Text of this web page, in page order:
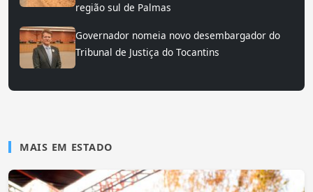
região sul de Palmas
Governador nomeia novo desembargador do
Tribunal de Justiça do Tocantins
MAIS EM ESTADO